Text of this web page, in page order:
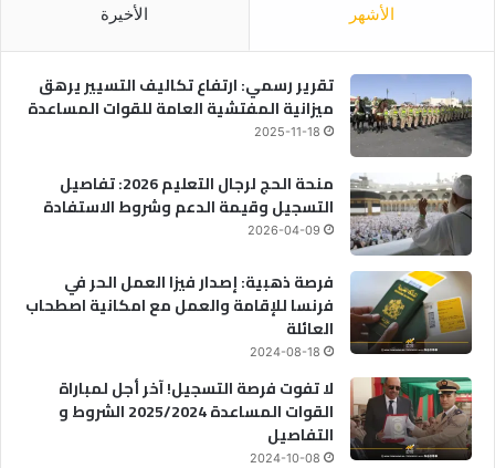
الأشهر الأخيرة
تقرير رسمي: ارتفاع تكاليف التسيير يرهق
ميزانية المفتشية العامة للقوات المساعدة
2025-11-18
منحة الحج لرجال التعليم 2026: تفاصيل
التسجيل وقيمة الدعم وشروط الاستفادة
2026-04-09
فرصة ذهبية: إصدار فيزا العمل الحر في
فرنسا للإقامة والعمل مع امكانية اصطحاب
العائلة
2024-08-18
لا تفوت فرصة التسجيل! آخر أجل لمباراة
القوات المساعدة 2025/2024 الشروط و
التفاصيل
2024-10-08